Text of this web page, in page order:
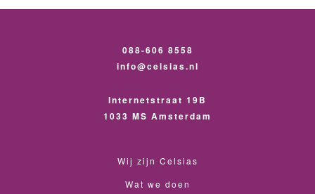
088-606 8558
info@celsias.nl
Internetstraat 19B
1033 MS Amsterdam
Wij zijn Celsias
Wat we doen